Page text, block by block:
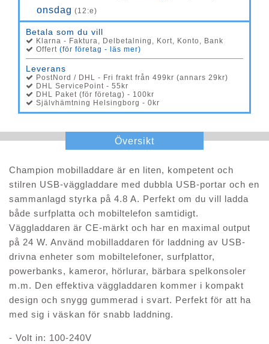
onsdag (12:e)
Betala som du vill
Klarna - Faktura, Delbetalning, Kort, Konto, Bank
Offert (för företag - läs mer)
Leverans
PostNord / DHL - Fri frakt från 499kr (annars 29kr)
DHL ServicePoint - 55kr
DHL Paket (för företag) - 100kr
Självhämtning Helsingborg - 0kr
Översikt
Champion mobilladdare är en liten, kompetent och
stilren USB-väggladdare med dubbla USB-portar och en
sammanlagd styrka på 4.8 A. Perfekt om du vill ladda
både surfplatta och mobiltelefon samtidigt.
Väggladdaren är CE-märkt och har en maximal output
på 24 W. Använd mobilladdaren för laddning av USB-
drivna enheter som mobiltelefoner, surfplattor,
powerbanks, kameror, hörlurar, bärbara spelkonsoler
m.m. Den effektiva väggladdaren kommer i kompakt
design och snygg gummerad i svart. Perfekt för att ha
med sig i väskan för snabb laddning.
- Volt in: 100-240V